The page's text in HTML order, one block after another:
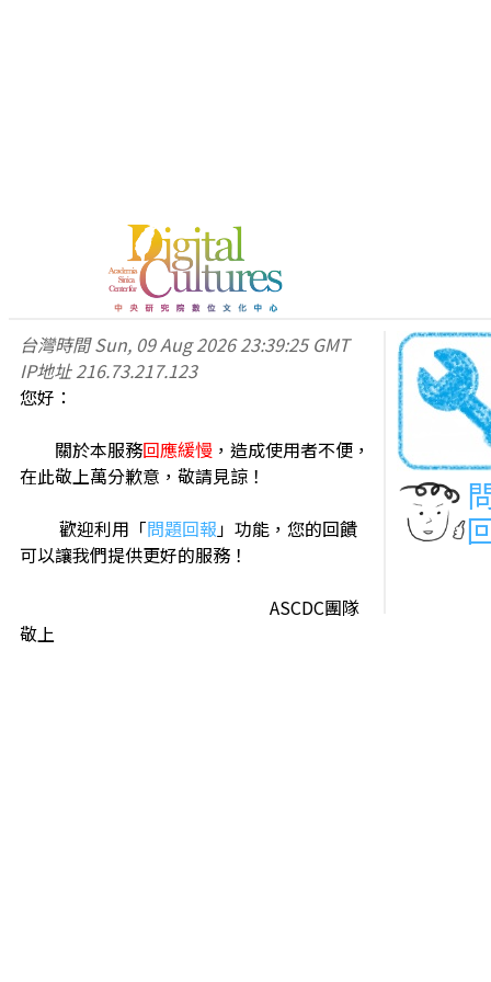
台灣時間Sun, 09 Aug 2026 23:39:25 GMT
IP地址216.73.217.123
您好：
關於本服務回應緩慢 ，造成使用者不便，
在此敬上萬分歉意，敬請見諒！
歡迎利用「問題回報」功能，您的回饋
可以讓我們提供更好的服務！
ASCDC團隊
敬上